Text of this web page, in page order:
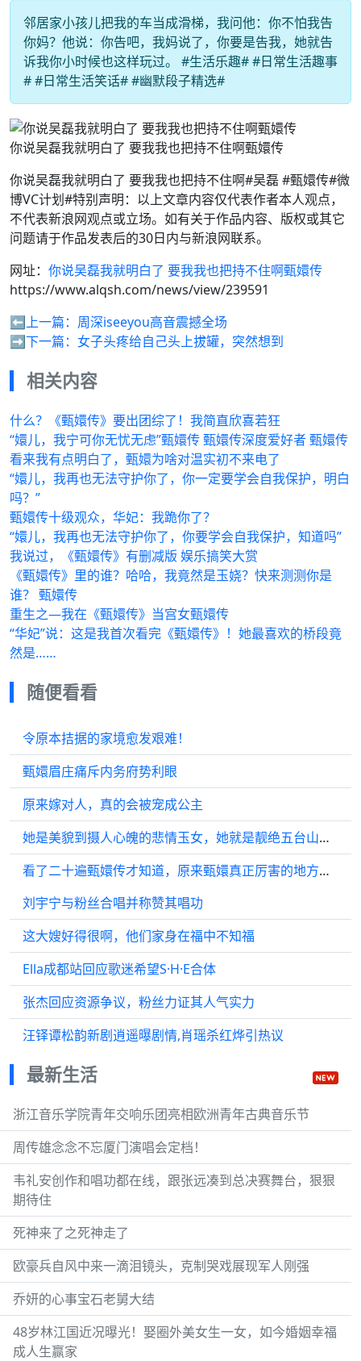
邻居家小孩儿把我的车当成滑梯，我问他：你不怕我告
你妈？他说：你告吧，我妈说了，你要是告我，她就告
诉我你小时候也这样玩过。 #生活乐趣# #日常生活趣事
# #日常生活笑话# #幽默段子精选#
你说吴磊我就明白了 要我我也把持不住啊甄嬛传
你说吴磊我就明白了 要我我也把持不住啊#吴磊 #甄嬛传#微
博VC计划#特别声明：以上文章内容仅代表作者本人观点，
不代表新浪网观点或立场。如有关于作品内容、版权或其它
问题请于作品发表后的30日内与新浪网联系。
网址： 你说吴磊我就明白了 要我我也把持不住啊甄嬛传
https://www.alqsh.com/news/view/239591
⬅️上一篇： 周深iseeyou高音震撼全场
➡️下一篇： 女子头疼给自己头上拔罐，突然想到
相关内容
什么？《甄嬛传》要出团综了！我简直欣喜若狂
“嬛儿，我宁可你无忧无虑”甄嬛传 甄嬛传深度爱好者 甄嬛传
看来我有点明白了，甄嬛为啥对温实初不来电了
“嬛儿，我再也无法守护你了，你一定要学会自我保护，明白
吗？”
甄嬛传十级观众，华妃：我跪你了？
“嬛儿，我再也无法守护你了，你要学会自我保护，知道吗”
我说过，《甄嬛传》有删减版 娱乐搞笑大赏
《甄嬛传》里的谁？哈哈，我竟然是玉娆？快来测测你是
谁？ 甄嬛传
重生之—我在《甄嬛传》当宫女甄嬛传
“华妃”说：这是我首次看完《甄嬛传》！她最喜欢的桥段竟
然是……
随便看看
令原本拮据的家境愈发艰难！
甄嬛眉庄痛斥内务府势利眼
原来嫁对人，真的会被宠成公主
她是美貌到摄人心魄的悲情玉女，她就是靓绝五台山清纯靓丽的“春十三娘”
看了二十遍甄嬛传才知道，原来甄嬛真正厉害的地方，就是灵魂实现了雌雄同体
刘宇宁与粉丝合唱并称赞其唱功
这大嫂好得很啊，他们家身在福中不知福
Ella成都站回应歌迷希望S·H·E合体
张杰回应资源争议，粉丝力证其人气实力
汪铎谭松韵新剧逍遥曝剧情,肖瑶杀红烨引热议
最新生活
浙江音乐学院青年交响乐团亮相欧洲青年古典音乐节
周传雄念念不忘厦门演唱会定档！
韦礼安创作和唱功都在线，跟张远凑到总决赛舞台，狠狠
期待住
死神来了之死神走了
欧豪兵自风中来一滴泪镜头，克制哭戏展现军人刚强
乔妍的心事宝石老舅大结
48岁林江国近况曝光！娶圈外美女生一女，如今婚姻幸福
成人生赢家